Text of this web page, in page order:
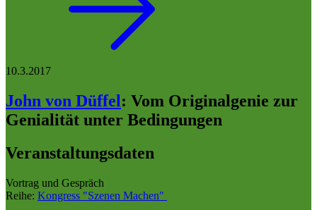
10.3.2017
John von Düffel: Vom Originalgenie zur
Genialität unter Bedingungen
Veranstaltungsdaten
Vortrag und Gespräch
Reihe: Kongress "Szenen Machen"